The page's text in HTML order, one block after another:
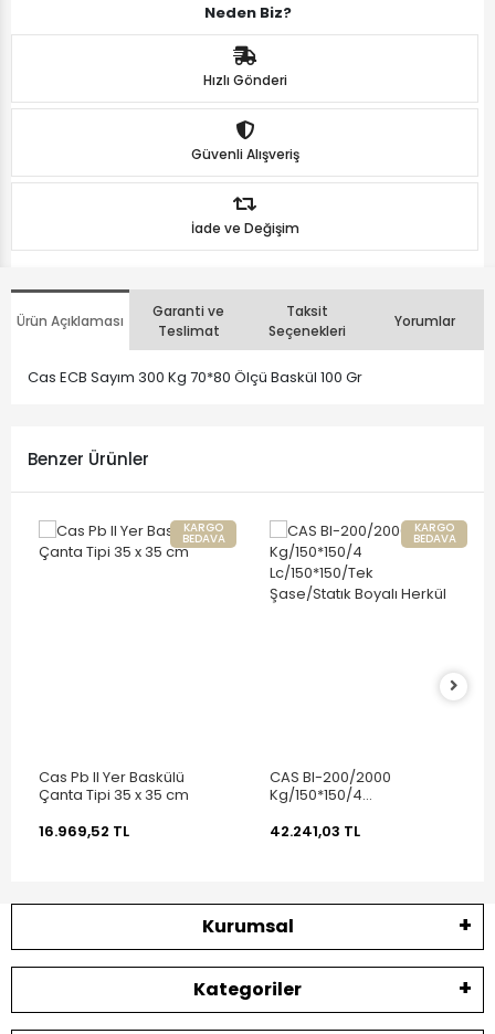
Neden Biz?
Hızlı Gönderi
Güvenli Alışveriş
İade ve Değişim
Ürün Açıklaması
Garanti ve
Teslimat
Taksit
Seçenekleri
Yorumlar
Cas ECB Sayım 300 Kg 70*80 Ölçü Baskül 100 Gr
Benzer Ürünler
KARGO
BEDAVA
Cas Pb II Yer Baskülü
Çanta Tipi 35 x 35 cm
16.969,52 TL
KARGO
BEDAVA
CAS BI-200/2000
Kg/150*150/4
Şase/Statık Boyalı Herkül
42.241,03 TL
Kurumsal
Kategoriler